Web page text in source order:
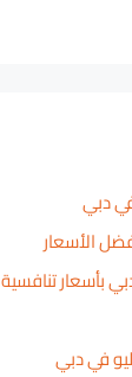
دبي
الأسعار
بأسعار تنافسية
في دبي